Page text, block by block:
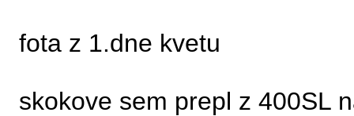
fota z 1.dne kvetu
skokove sem prepl z 400SL